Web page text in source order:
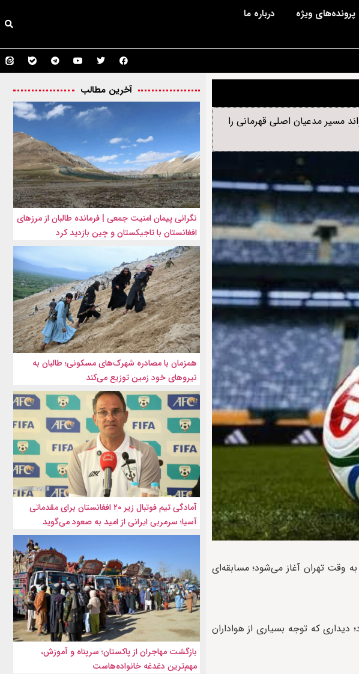
پرونده‌های ویژه درباره ما
مرحله‌ای حساس که می‌تواند مسیر مدعیان اصلی قهرمانی را
، مرحله یک‌هشتم نهایی جام جهانی ۲۰۲۶ از شنبه ۱۳ تیر با دیدار کانادا و مراکش در ساعت ۲۰:۳۰ به وقت تهران آغاز می‌شود؛ مسابقه‌ای
و سپس برزیل از ساعت ۲۳:۳۰ برابر نروژ قرار می‌گیرد؛ دیداری که توجه بسیاری از هواداران
آخرین مطالب
نگرانی پیمان امنیت جمعی | فرمانده طالبان از مرزهای
افغانستان با تاجیکستان و چین بازدید کرد
همزمان با مصادره شهرک‌های مسکونی؛ طالبان به
نیروهای خود زمین توزیع می‌کند
آمادگی تیم فوتبال زیر ۲۰ افغانستان برای مقدماتی
آسیا؛ سرمربی ایرانی از امید به صعود می‌گوید
بازگشت مهاجران از پاکستان؛ سرپناه و آموزش،
مهم‌ترین دغدغه خانواده‌هاست